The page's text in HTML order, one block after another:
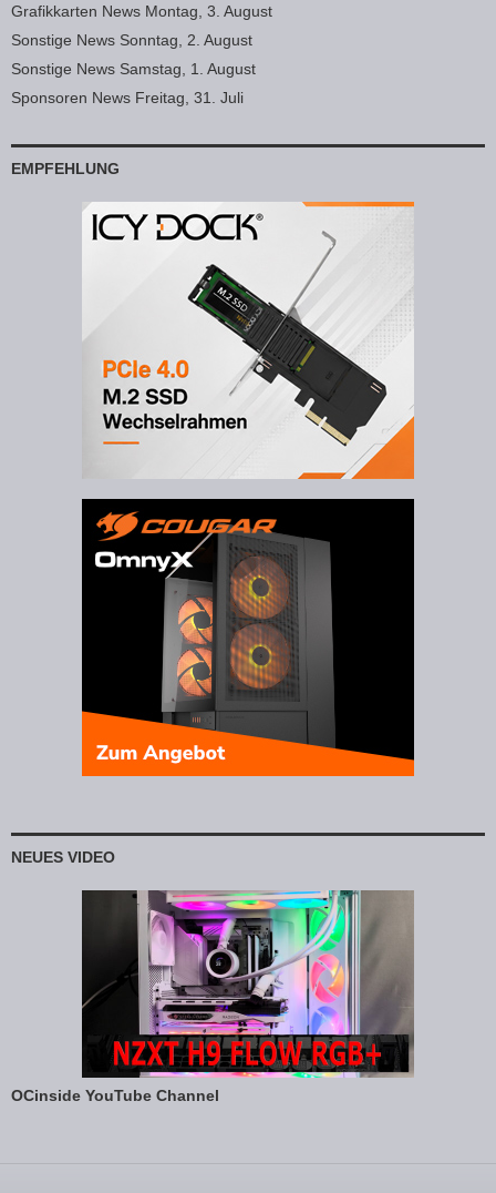
Grafikkarten News Montag, 3. August
Sonstige News Sonntag, 2. August
Sonstige News Samstag, 1. August
Sponsoren News Freitag, 31. Juli
EMPFEHLUNG
NEUES VIDEO
OCinside YouTube Channel